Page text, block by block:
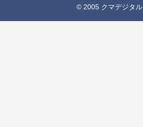
© 2005 クマデジタル.